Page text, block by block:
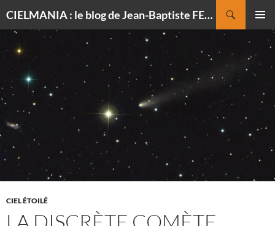
CIELMANIA : le blog de Jean-Baptiste FELDMANN, photographe du ciel
CONTENU
CIEL ÉTOILÉ